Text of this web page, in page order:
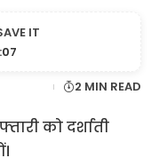
2 MIN READ